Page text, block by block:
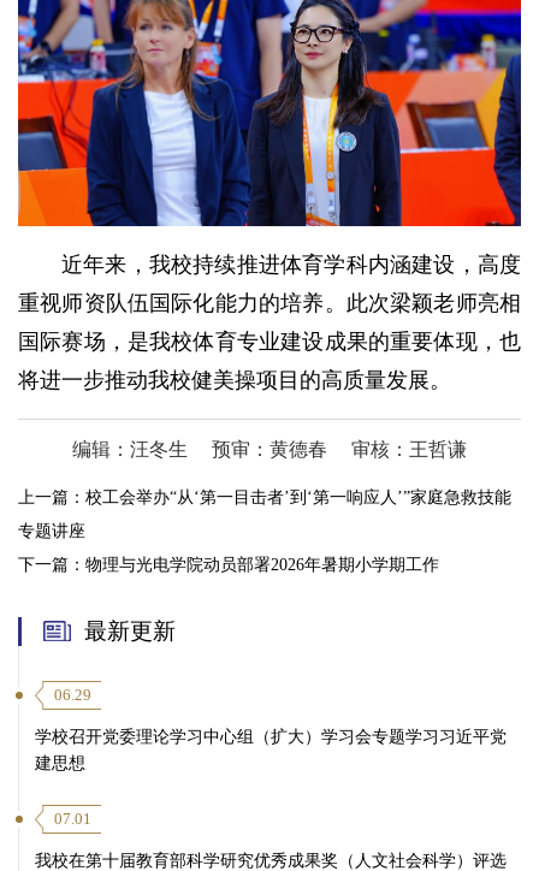
近年来，我校持续推进体育学科内涵建设，高度
重视师资队伍国际化能力的培养。此次梁颖老师亮相
国际赛场，是我校体育专业建设成果的重要体现，也
将进一步推动我校健美操项目的高质量发展。
编辑：汪冬生 预审：黄德春 审核：王哲谦
上一篇： 校工会举办“从‘第一目击者’到‘第一响应人’”家庭急救技能
专题讲座
下一篇： 物理与光电学院动员部署2026年暑期小学期工作
最新更新
06.29
学校召开党委理论学习中心组（扩大）学习会专题学习习近平党
建思想
07.01
我校在第十届教育部科学研究优秀成果奖（人文社会科学）评选